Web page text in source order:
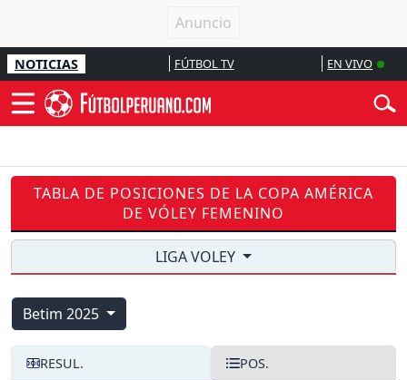
NOTICIAS FÚTBOL TV EN VIVO
TABLA DE POSICIONES DE LA COPA AMÉRICA
DE VÓLEY FEMENINO
LIGA VOLEY
Betim 2025
RESUL. POS.